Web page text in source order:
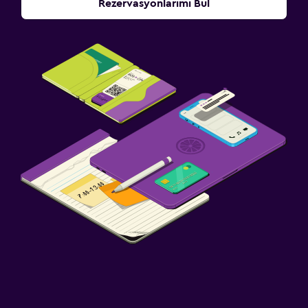
Rezervasyonlarımı Bul